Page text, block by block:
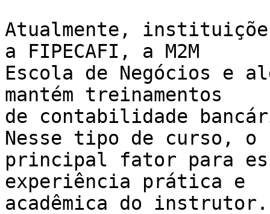
Atualmente,
a FIPECAFI, a M2M
Escola de Negócios e
mantém treinamentos
de contabilidade
Nesse tipo de curso, o
principal fator para
experiência prática e
acadêmica do instrutor.